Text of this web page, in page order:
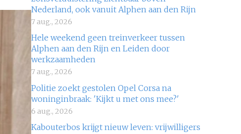
Nederland, ook vanuit Alphen aan den Rijn
7 aug., 2026
Hele weekend geen treinverkeer tussen
Alphen aan den Rijn en Leiden door
werkzaamheden
7 aug., 2026
Politie zoekt gestolen Opel Corsa na
woninginbraak: 'Kijkt u met ons mee?'
6 aug., 2026
Kabouterbos krijgt nieuw leven: vrijwilligers